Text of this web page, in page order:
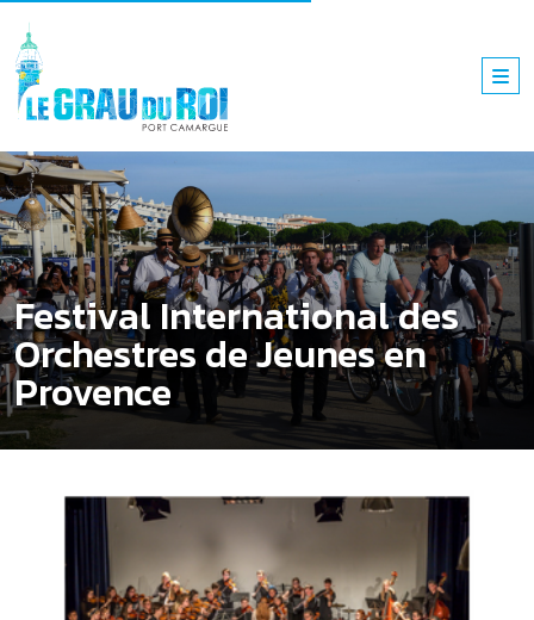
Festival International des
Orchestres de Jeunes en
Provence